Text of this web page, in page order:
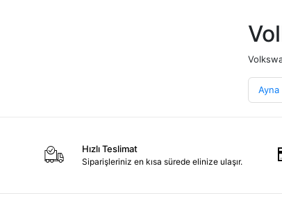
Ayna
Hızlı Teslimat
Siparişleriniz en kısa sürede elinize ulaşır.